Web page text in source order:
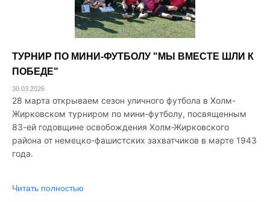
ТУРНИР ПО МИНИ-ФУТБОЛУ "МЫ ВМЕСТЕ ШЛИ К
ПОБЕДЕ"
30.03.2026
28 марта открываем сезон уличного футбола в Холм-
Жирковском турниром по мини-футболу, посвященным
83-ей годовщине освобождения Холм-Жирковского
района от немецко-фашистских захватчиков в марте 1943
года.
Читать полностью